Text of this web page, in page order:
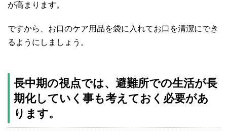
が高まります。
ですから、お口のケア用品を袋に入れてお口を清潔にでき
るようにしましょう。
長中期の視点では、避難所での生活が長
期化していく事も考えておく必要があ
ります。